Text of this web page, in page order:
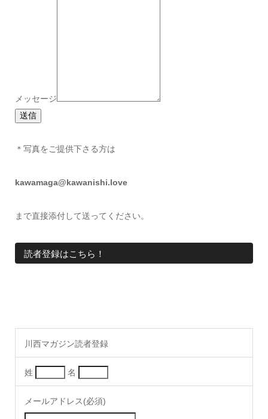
メッセージ
送信
＊写真をご提供下さる方は
kawamaga@kawanishi.love
まで直接添付して送ってください。
読者登録はこちら！
川西マガジン読者登録
姓 名
メールアドレス(必須)